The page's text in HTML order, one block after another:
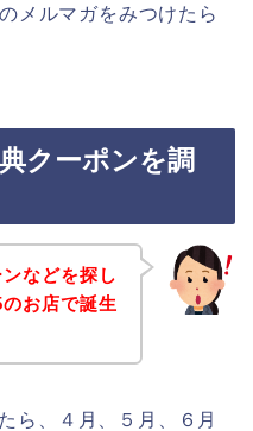
メルマガをみつけたら
クーポンを調
などを探し
お店で誕生
ら、４月、５月、６月